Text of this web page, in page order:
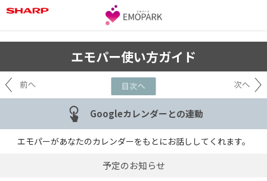
エモパー使い方ガイド
Googleカレンダーとの連動
エモパーがあなたのカレンダーをもとにお話ししてくれます。
予定のお知らせ